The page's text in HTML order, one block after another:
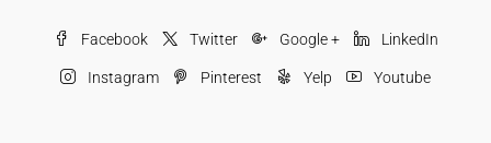
Facebook Twitter Google + LinkedIn
Instagram Pinterest Yelp Youtube